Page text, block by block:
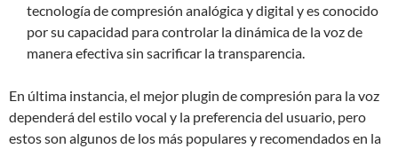
tecnología de compresión analógica y digital y es conocido
por su capacidad para controlar la dinámica de la voz de
manera efectiva sin sacrificar la transparencia.
En última instancia, el mejor plugin de compresión para la voz
dependerá del estilo vocal y la preferencia del usuario, pero
estos son algunos de los más populares y recomendados en la